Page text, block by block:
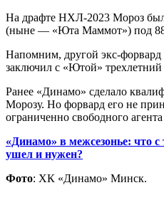
На драфте НХЛ-2023 Мороз
(ныне — «Юта Маммот») под
Напомним, другой экс-форвард
заключил с «Ютой» трехлетний
Ранее «Динамо» сделало
Морозу. Но форвард его не
ограниченно свободного
«Динамо» в межсезонье: что
ушел и нужен?
Фото: ХК «Динамо» Минск.